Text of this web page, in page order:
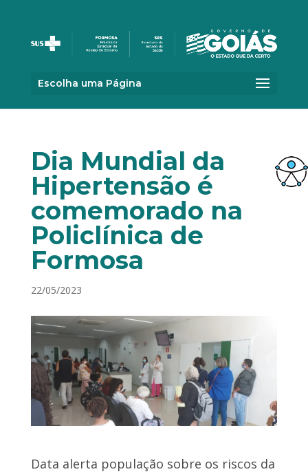
Escolha uma Página
Dia Mundial da
Hipertensão é
comemorado na
Policlínica de
Formosa
22/05/2023
Data alerta população sobre os riscos da